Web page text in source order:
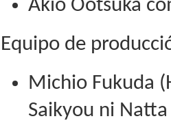
Akio Ootsuka
Equipo de
Michio Fukuda
Saikyou ni